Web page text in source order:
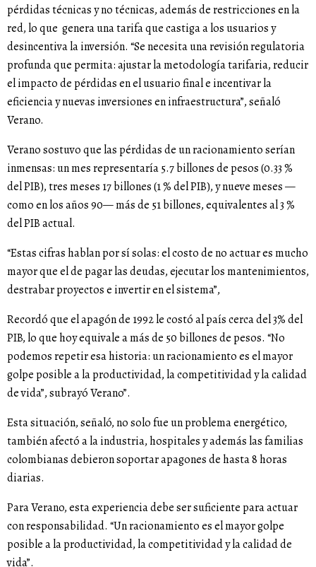
pérdidas técnicas y no técnicas, además de restricciones en la
red, lo que genera una tarifa que castiga a los usuarios y
desincentiva la inversión. “Se necesita una revisión regulatoria
profunda que permita: ajustar la metodología tarifaria, reducir
el impacto de pérdidas en el usuario final e incentivar la
eficiencia y nuevas inversiones en infraestructura”, señaló
Verano.
Verano sostuvo que las pérdidas de un racionamiento serían
inmensas: un mes representaría 5.7 billones de pesos (0.33 %
del PIB), tres meses 17 billones (1 % del PIB), y nueve meses —
como en los años 90— más de 51 billones, equivalentes al 3 %
del PIB actual.
“Estas cifras hablan por sí solas: el costo de no actuar es mucho
mayor que el de pagar las deudas, ejecutar los mantenimientos,
destrabar proyectos e invertir en el sistema”,
Recordó que el apagón de 1992 le costó al país cerca del 3% del
PIB, lo que hoy equivale a más de 50 billones de pesos. “No
podemos repetir esa historia: un racionamiento es el mayor
golpe posible a la productividad, la competitividad y la calidad
de vida”, subrayó Verano”.
Esta situación, señaló, no solo fue un problema energético,
también afectó a la industria, hospitales y además las familias
colombianas debieron soportar apagones de hasta 8 horas
diarias.
Para Verano, esta experiencia debe ser suficiente para actuar
con responsabilidad. “Un racionamiento es el mayor golpe
posible a la productividad, la competitividad y la calidad de
vida”.